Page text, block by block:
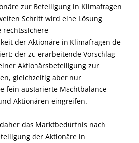
zur Beteiligung in Klimafragen
Schritt wird eine Lösung
rechtssichere
der Aktionäre in Klimafragen de
der zu erarbeitende Vorschlag
Aktionärsbeteiligung zur
gleichzeitig aber nur
fein austarierte Machtbalance
Aktionären eingreifen.
das Marktbedürfnis nach
der Aktionäre in